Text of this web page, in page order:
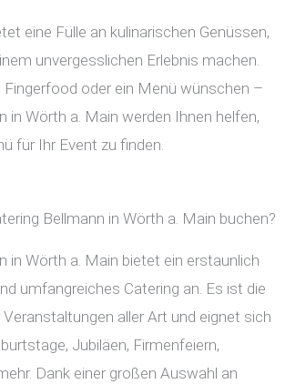
eine Fülle an kulinarischen Genüssen,
unvergesslichen Erlebnis machen.
Fingerfood oder ein Menü wünschen –
in Wörth a. Main werden Ihnen helfen,
für Ihr Event zu finden.
Bellmann in Wörth a. Main buchen?
in Wörth a. Main bietet ein erstaunlich
umfangreiches Catering an. Es ist die
aller Art und eignet sich
Jubiläen, Firmenfeiern,
Dank einer großen Auswahl an